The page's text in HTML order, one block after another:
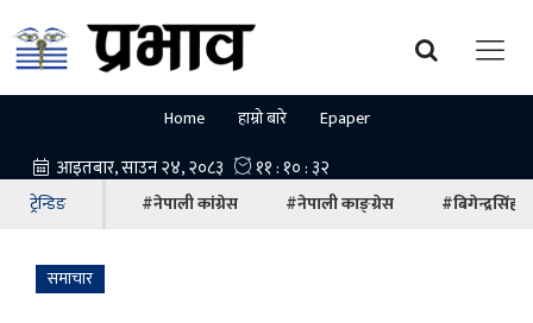
Home हाम्रो बारे Epaper
ट्रेन्डिङ #नेपाली कांग्रेस #नेपाली काङ्ग्रेस #बिगेन्द्रसिंह
समाचार